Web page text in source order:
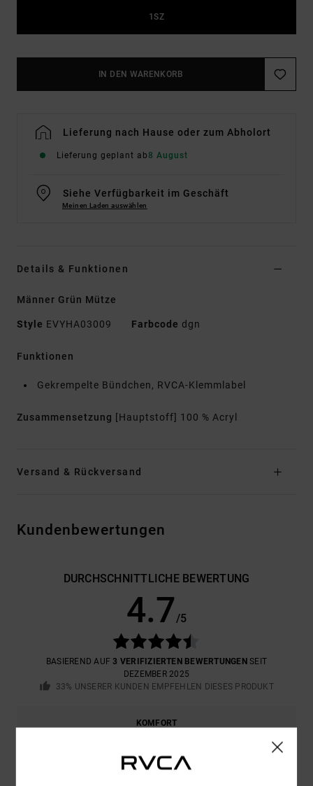
1SZ
IN DEN WARENKORB
Lieferung nach Hause oder zum Abholort
Lieferung geplant ab8 August
Siehe Verfügbarkeit im Geschäft
Meinen Laden auswählen
Details & Funktionen
Männer Grün Mütze
Style EVYHA03009 Farbcode dgn
Funktionen
Gekrempelte Bündchen, RVCA-Klemmlabel
Zusammensetzung [Hauptstoff] 100 % Acryl
Versand & Rückversand
Kundenbewertungen
DURCHSCHNITTLICHE BEWERTUNG
4.7/5
BASIEREND AUF3 VERIFIZIERTEN BEWERTUNGEN SEIT
DEZEMBER 2025
33% UNSERER KUNDEN EMPFEHLEN DIESES PRODUKT
KOMFORT